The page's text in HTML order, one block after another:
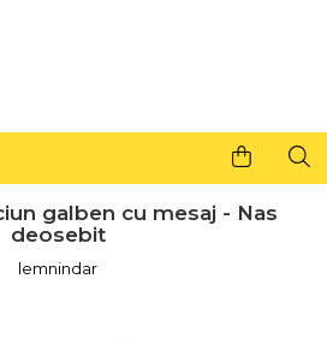
galben cu mesaj - Nas
deosebit
lemnindar